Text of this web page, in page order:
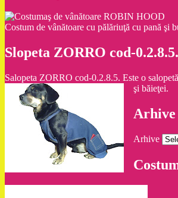
Costum de vânătoare cu pălăriuţă cu pană şi
Slopeta ZORRO cod-0.2.8.5.
Salopeta ZORRO cod-0.2.8.5. Este o
şi băieţei.
Arhive
Arhive